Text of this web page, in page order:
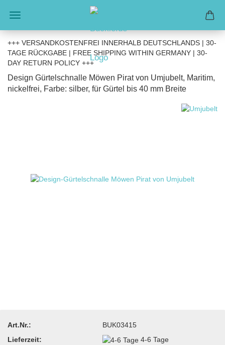
+++ VERSANDKOSTENFREI INNERHALB DEUTSCHLANDS | 30-
TAGE RÜCKGABE | FREE SHIPPING WITHIN GERMANY | 30-
DAY RETURN POLICY +++
Design Gürtelschnalle Möwen Pirat von Umjubelt, Maritim,
nickelfrei, Farbe: silber, für Gürtel bis 40 mm Breite
Art.Nr.:
BUK03415
Lieferzeit:
4-6 Tage